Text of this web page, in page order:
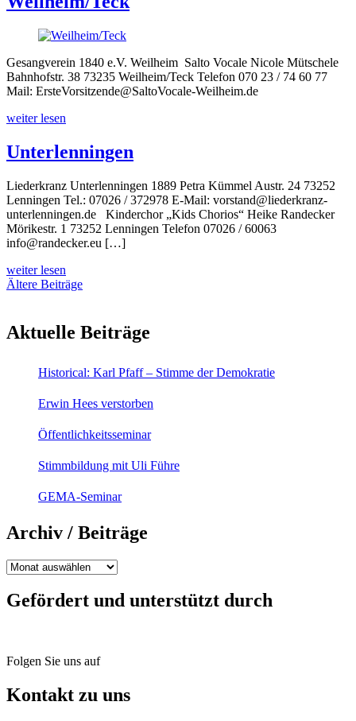
Gesangverein 1840 e.V. Weilheim Salto Vocale Nicole Mütschele
Bahnhofstr. 38 73235 Weilheim/Teck Telefon 070 23 / 74 60 77
Mail: ErsteVorsitzende@SaltoVocale-Weilheim.de
weiter lesen
Unterlenningen
Liederkranz Unterlenningen 1889 Petra Kümmel Austr. 24 73252
Lenningen Tel.: 07026 / 372978 E-Mail: vorstand@liederkranz-
unterlenningen.de Kinderchor „Kids Chorios“ Heike Randecker
Mörikestr. 1 73252 Lenningen Telefon 07026 / 60063
info@randecker.eu […]
weiter lesen
Beitragsnavigation
Ältere Beiträge
Aktuelle Beiträge
Historical: Karl Pfaff – Stimme der Demokratie
Erwin Hees verstorben
Öffentlichkeitsseminar
Stimmbildung mit Uli Führe
GEMA-Seminar
Archiv / Beiträge
Archiv
Beiträge
Gefördert und unterstützt durch
Folgen Sie uns auf
Kontakt zu uns